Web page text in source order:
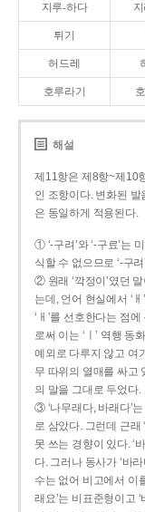
지루-하다
튀기
허드레
호루라기
해설
제11항은 제8항~제10
인 조항이다. 변화된
은 동일하게 적용된다.
① ‘-구려’와 ‘-구료’는
식할 수 없으므로 ‘-구
② 원래 ‘깍정이’였던 말
는데, 언어 현실에서 ‘
‘ㅐ’를 선호한다는 점
로써 이는 ‘ㅣ’ 역행 동
예외로 다루지 않고 여
무 따위의 열매를 싸고
의 말을 그대로 두었다.
③ ‘나무래다, 바래다’
로 삼았다. 그런데 근래
못 쓰는 경향이 있다. ‘
다. 그러나 동사가 ‘바
수는 없어 비고에서 이
래요’는 비표준형이고